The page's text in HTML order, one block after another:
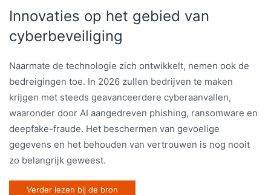
Innovaties op het gebied van
cyberbeveiliging
Naarmate de technologie zich ontwikkelt, nemen ook de
bedreigingen toe. In 2026 zullen bedrijven te maken
krijgen met steeds geavanceerdere cyberaanvallen,
waaronder door AI aangedreven phishing, ransomware en
deepfake-fraude. Het beschermen van gevoelige
gegevens en het behouden van vertrouwen is nog nooit
zo belangrijk geweest.
Verder lezen bij de bron